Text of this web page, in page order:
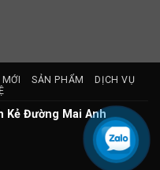
SẢN PHẨM
DỊCH VỤ
Kẻ Đường Mai Anh